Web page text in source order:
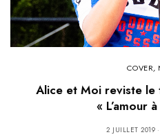
COVER,
Alice et Moi reviste le
« L’amour
2 JUILLET 2019